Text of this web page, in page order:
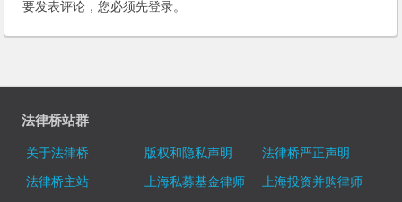
要发表评论，您必须先登录。
法律桥站群
关于法律桥 版权和隐私声明
法律桥严正声明
法律桥主站
上海私募基金律师
上海投资并购律师